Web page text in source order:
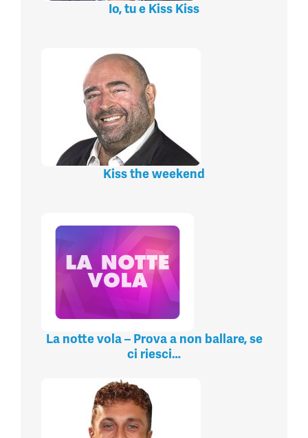
Io, tu e Kiss Kiss
Kiss the weekend
La notte vola – Prova a non ballare, se
ci riesci…